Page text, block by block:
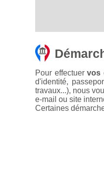
Pour effectuervos
d'identité,
travaux...), nous
e-mail ou site
Certaines